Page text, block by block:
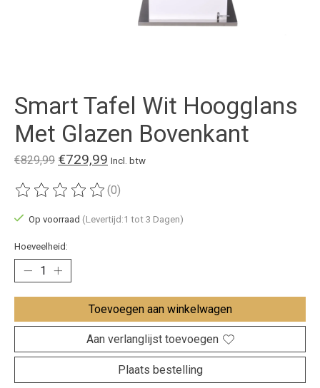
Smart Tafel Wit Hoogglans
Met Glazen Bovenkant
€829,99 €729,99 Incl. btw
De beoordeling van dit product is
(0)
Op voorraad (Levertijd:1 tot 3 Dagen)
Hoeveelheid:
Toevoegen aan winkelwagen
Aan verlanglijst toevoegen
Plaats bestelling